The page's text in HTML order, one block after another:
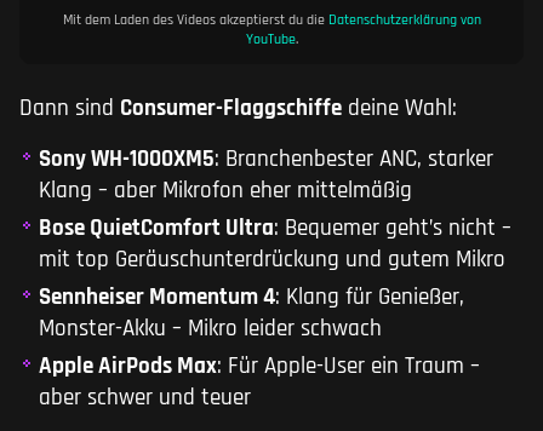
Mit dem Laden des Videos akzeptierst du die Datenschutzerklärung von
YouTube.
Dann sind Consumer-Flaggschiffe deine Wahl:
Sony WH-1000XM5: Branchenbester ANC, starker
Klang – aber Mikrofon eher mittelmäßig
Bose QuietComfort Ultra: Bequemer geht’s nicht –
mit top Geräuschunterdrückung und gutem Mikro
Sennheiser Momentum 4: Klang für Genießer,
Monster-Akku – Mikro leider schwach
Apple AirPods Max: Für Apple-User ein Traum –
aber schwer und teuer